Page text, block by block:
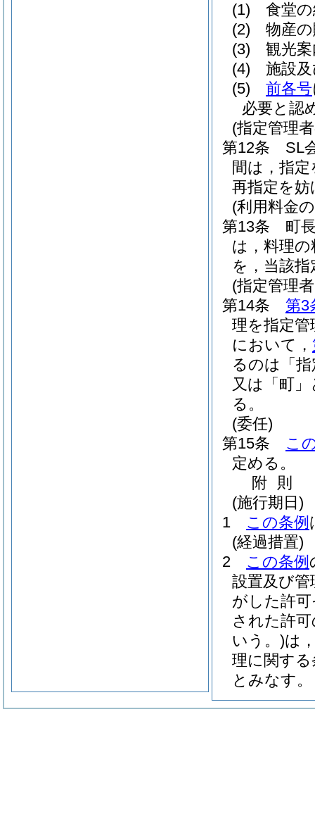
(1)
食堂
(2)
物産
(3)
観光
(4)
施設
(5)
前各号
必要と認
(指定管理
第12条
SL
間は，指
再指定を
(利用料金
第13条
町
は，料理
を，当該
(指定管理
第14条
第3
理を指定
において，
るのは「
又は「町
る。
(委任)
第15条
こ
定める。
附 則
(施行期日)
1
この条例
(経過措置)
2
この条例
設置及び
がした許
された許
いう。)は
理に関す
とみなす。